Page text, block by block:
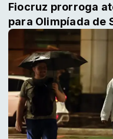
Fiocruz prorroga
para Olimpíada de